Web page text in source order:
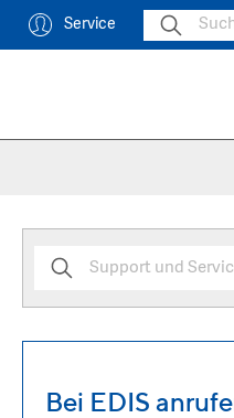
Service
Bei EDIS